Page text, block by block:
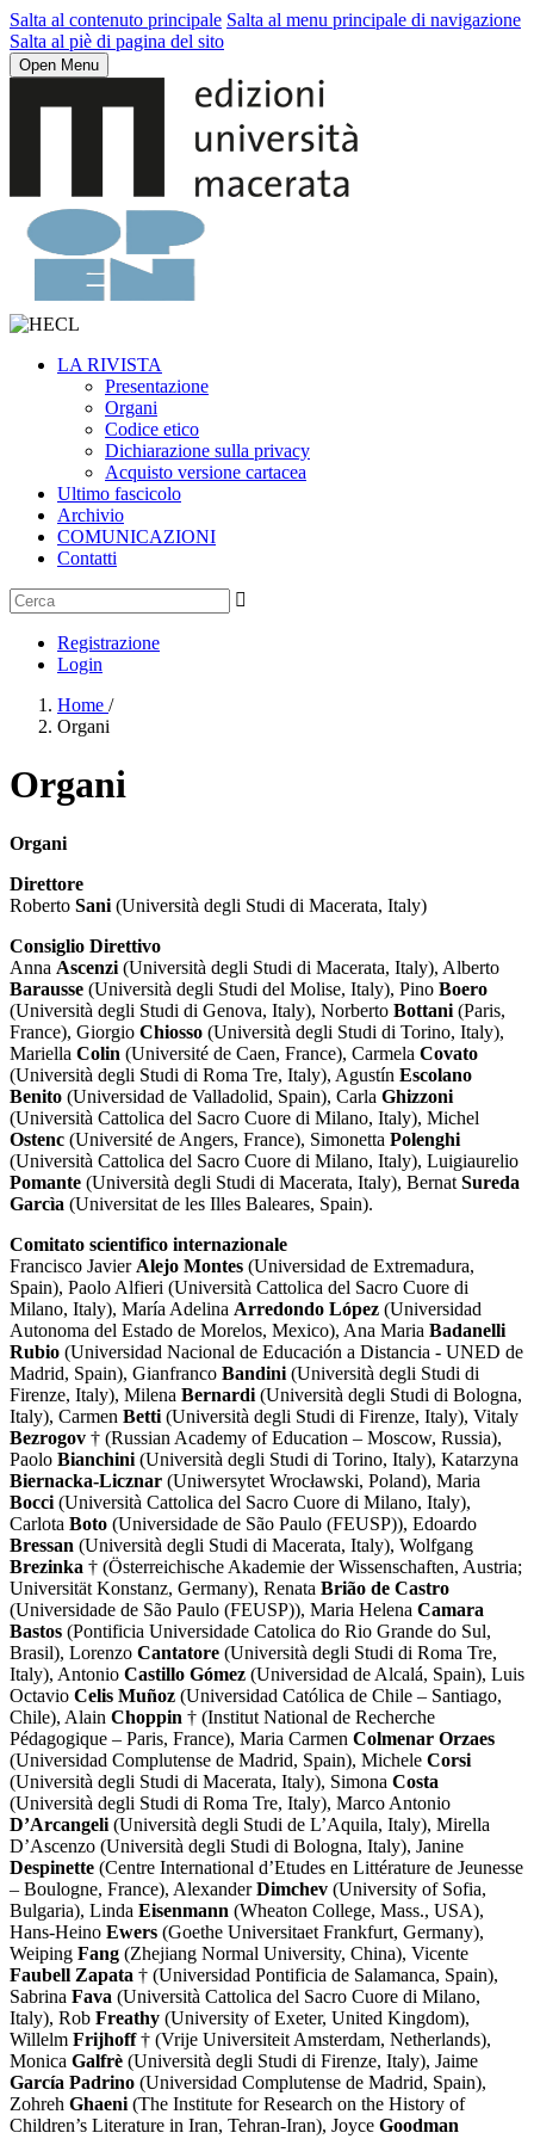
Salta al contenuto principale Salta al menu principale di navigazione
Salta al piè di pagina del sito
Open Menu
LA RIVISTA
Presentazione
Organi
Codice etico
Dichiarazione sulla privacy
Acquisto versione cartacea
Ultimo fascicolo
Archivio
COMUNICAZIONI
Contatti
Registrazione
Login
Home /
Organi
Organi
Organi
Direttore
Roberto Sani (Università degli Studi di Macerata, Italy)
Consiglio Direttivo
Anna Ascenzi (Università degli Studi di Macerata, Italy), Alberto
Barausse (Università degli Studi del Molise, Italy), Pino Boero
(Università degli Studi di Genova, Italy), Norberto Bottani (Paris,
France), Giorgio Chiosso (Università degli Studi di Torino, Italy),
Mariella Colin (Université de Caen, France), Carmela Covato
(Università degli Studi di Roma Tre, Italy), Agustín Escolano
Benito (Universidad de Valladolid, Spain), Carla Ghizzoni
(Università Cattolica del Sacro Cuore di Milano, Italy), Michel
Ostenc (Université de Angers, France), Simonetta Polenghi
(Università Cattolica del Sacro Cuore di Milano, Italy), Luigiaurelio
Pomante (Università degli Studi di Macerata, Italy), Bernat Sureda
Garcìa (Universitat de les Illes Baleares, Spain).
Comitato scientifico internazionale
Francisco Javier Alejo Montes (Universidad de Extremadura,
Spain), Paolo Alfieri (Università Cattolica del Sacro Cuore di
Milano, Italy), María Adelina Arredondo López (Universidad
Autonoma del Estado de Morelos, Mexico), Ana Maria Badanelli
Rubio (Universidad Nacional de Educación a Distancia - UNED de
Madrid, Spain), Gianfranco Bandini (Università degli Studi di
Firenze, Italy), Milena Bernardi (Università degli Studi di Bologna,
Italy), Carmen Betti (Università degli Studi di Firenze, Italy), Vitaly
Bezrogov † (Russian Academy of Education – Moscow, Russia),
Paolo Bianchini (Università degli Studi di Torino, Italy), Katarzyna
Biernacka-Licznar (Uniwersytet Wrocławski, Poland), Maria
Bocci (Università Cattolica del Sacro Cuore di Milano, Italy),
Carlota Boto (Universidade de São Paulo (FEUSP)), Edoardo
Bressan (Università degli Studi di Macerata, Italy), Wolfgang
Brezinka † (Österreichische Akademie der Wissenschaften, Austria;
Universität Konstanz, Germany), Renata Brião de Castro
(Universidade de São Paulo (FEUSP)), Maria Helena Camara
Bastos (Pontificia Universidade Catolica do Rio Grande do Sul,
Brasil), Lorenzo Cantatore (Università degli Studi di Roma Tre,
Italy), Antonio Castillo Gómez (Universidad de Alcalá, Spain), Luis
Octavio Celis Muñoz (Universidad Católica de Chile – Santiago,
Chile), Alain Choppin † (Institut National de Recherche
Pédagogique – Paris, France), Maria Carmen Colmenar Orzaes
(Universidad Complutense de Madrid, Spain), Michele Corsi
(Università degli Studi di Macerata, Italy), Simona Costa
(Università degli Studi di Roma Tre, Italy), Marco Antonio
D’Arcangeli (Università degli Studi de L’Aquila, Italy), Mirella
D’Ascenzo (Università degli Studi di Bologna, Italy), Janine
Despinette (Centre International d’Etudes en Littérature de Jeunesse
– Boulogne, France), AlexanderDimchev (University of Sofia,
Bulgaria), Linda Eisenmann (Wheaton College, Mass., USA),
Hans-Heino Ewers (Goethe Universitaet Frankfurt, Germany),
Weiping Fang (Zhejiang Normal University, China), Vicente
Faubell Zapata † (Universidad Pontificia de Salamanca, Spain),
Sabrina Fava (Università Cattolica del Sacro Cuore di Milano,
Italy), Rob Freathy (University of Exeter, United Kingdom),
Willelm Frijhoff† (Vrije Universiteit Amsterdam, Netherlands),
Monica Galfrè (Università degli Studi di Firenze, Italy), Jaime
García Padrino (Universidad Complutense de Madrid, Spain),
Zohreh Ghaeni (The Institute for Research on the History of
Children’s Literature in Iran, Tehran-Iran), Joyce Goodman